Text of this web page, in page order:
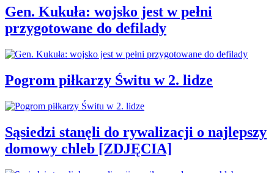
Gen. Kukuła: wojsko jest w pełni
przygotowane do defilady
Pogrom piłkarzy Świtu w 2. lidze
Sąsiedzi stanęli do rywalizacji o najlepszy
domowy chleb [ZDJĘCIA]